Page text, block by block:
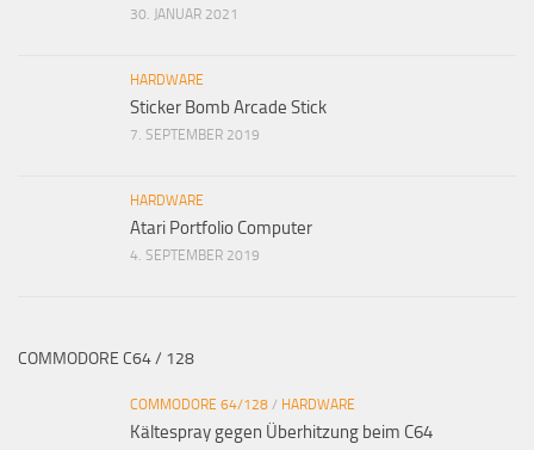
30. JANUAR 2021
HARDWARE
Sticker Bomb Arcade Stick
7. SEPTEMBER 2019
HARDWARE
Atari Portfolio Computer
4. SEPTEMBER 2019
COMMODORE C64 / 128
COMMODORE 64/128 / HARDWARE
Kältespray gegen Überhitzung beim C64